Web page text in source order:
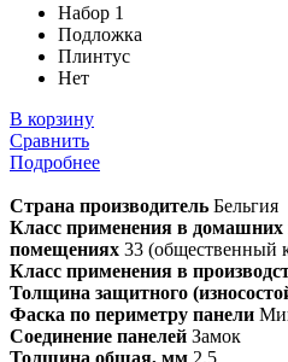
Набор 1
Подложка
Плинтус
Нет
В корзину
Сравнить
Подробнее
Страна производитель Бельгия
Класс применения в
помещениях 33 (общественный
Класс применения в
Толщина защитного
Фаска по периметру панели
Соединение панелей Замок
Толщина общая, мм 2,5